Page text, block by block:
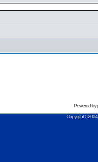
Powered by
Copyright ©2004